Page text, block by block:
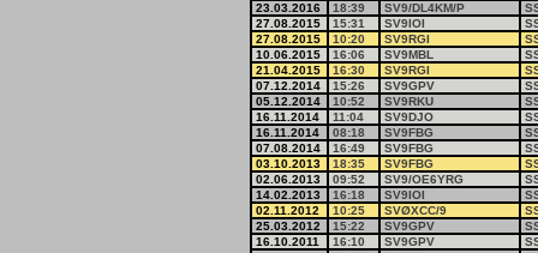
23.03.2016
18:39 SV9/DL4KM/P
27.08.2015
15:31 SV9IOI
27.08.2015
10:20 SV9RGI
10.06.2015
16:06 SV9MBL
21.04.2015
16:30 SV9RGI
07.12.2014
15:26 SV9GPV
05.12.2014
10:52 SV9RKU
16.11.2014
11:04 SV9DJO
16.11.2014
08:18 SV9FBG
07.08.2014
16:49 SV9FBG
03.10.2013
18:35 SV9FBG
02.06.2013
09:52 SV9/OE6YRG
14.02.2013
16:18 SV9IOI
02.11.2012
10:25 SVØXCC/9
25.03.2012
15:22 SV9GPV
16.10.2011
16:10 SV9GPV